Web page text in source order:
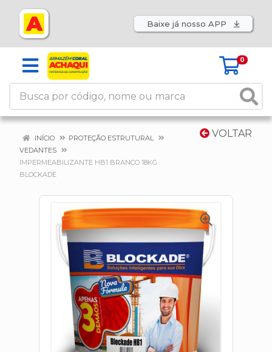
Baixe já nosso APP
0
VOLTAR
INÍCIO
PROTEÇÃO ESTRUTURAL
VEDANTES
IMPERMEABILIZANTE HB1 BRANCO 18KG
BLOCKADE